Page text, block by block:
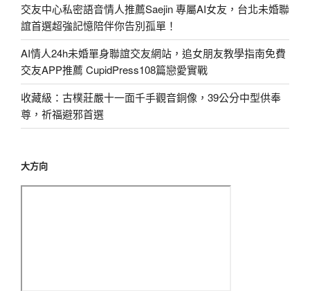
交友中心私密語音情人推薦Saejin 專屬AI女友，台北未婚聯
誼首選超強記憶陪伴你告別孤單！
AI情人24h未婚單身聯誼交友網站，追女朋友教學指南免費
交友APP推薦 CupidPress108篇戀愛實戰
收藏級：古樸莊嚴十一面千手觀音銅像，39公分中型供奉
尊，祈福避邪首選
大方向